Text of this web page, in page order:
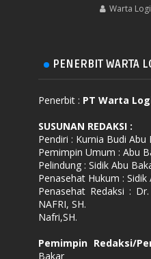
Warta
PENERBIT WARTA
Penerbit : PT Warta
SUSUNAN REDAKSI :
Pendiri : Kurnia Budi Abu
Pemimpin Umum : Abu
Pelindung : Sidik Abu
Penasehat Hukum : Sidik
Penasehat Redaksi :
NAFRI, SH.
Nafri,SH.
Pemimpin Redaksi/
Bakar